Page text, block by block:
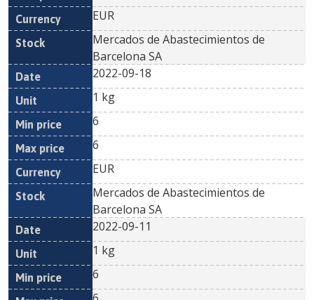
EUR
Mercados de Abastecimientos de
Barcelona SA
2022-09-18
1 kg
6
6
EUR
Mercados de Abastecimientos de
Barcelona SA
2022-09-11
1 kg
6